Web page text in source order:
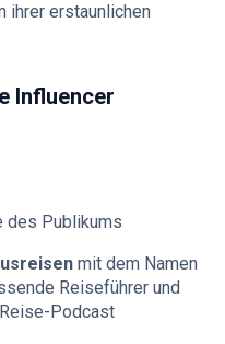
ihrer erstaunlichen
Influencer
des Publikums
mit dem Namen
Reiseführer und
Podcast